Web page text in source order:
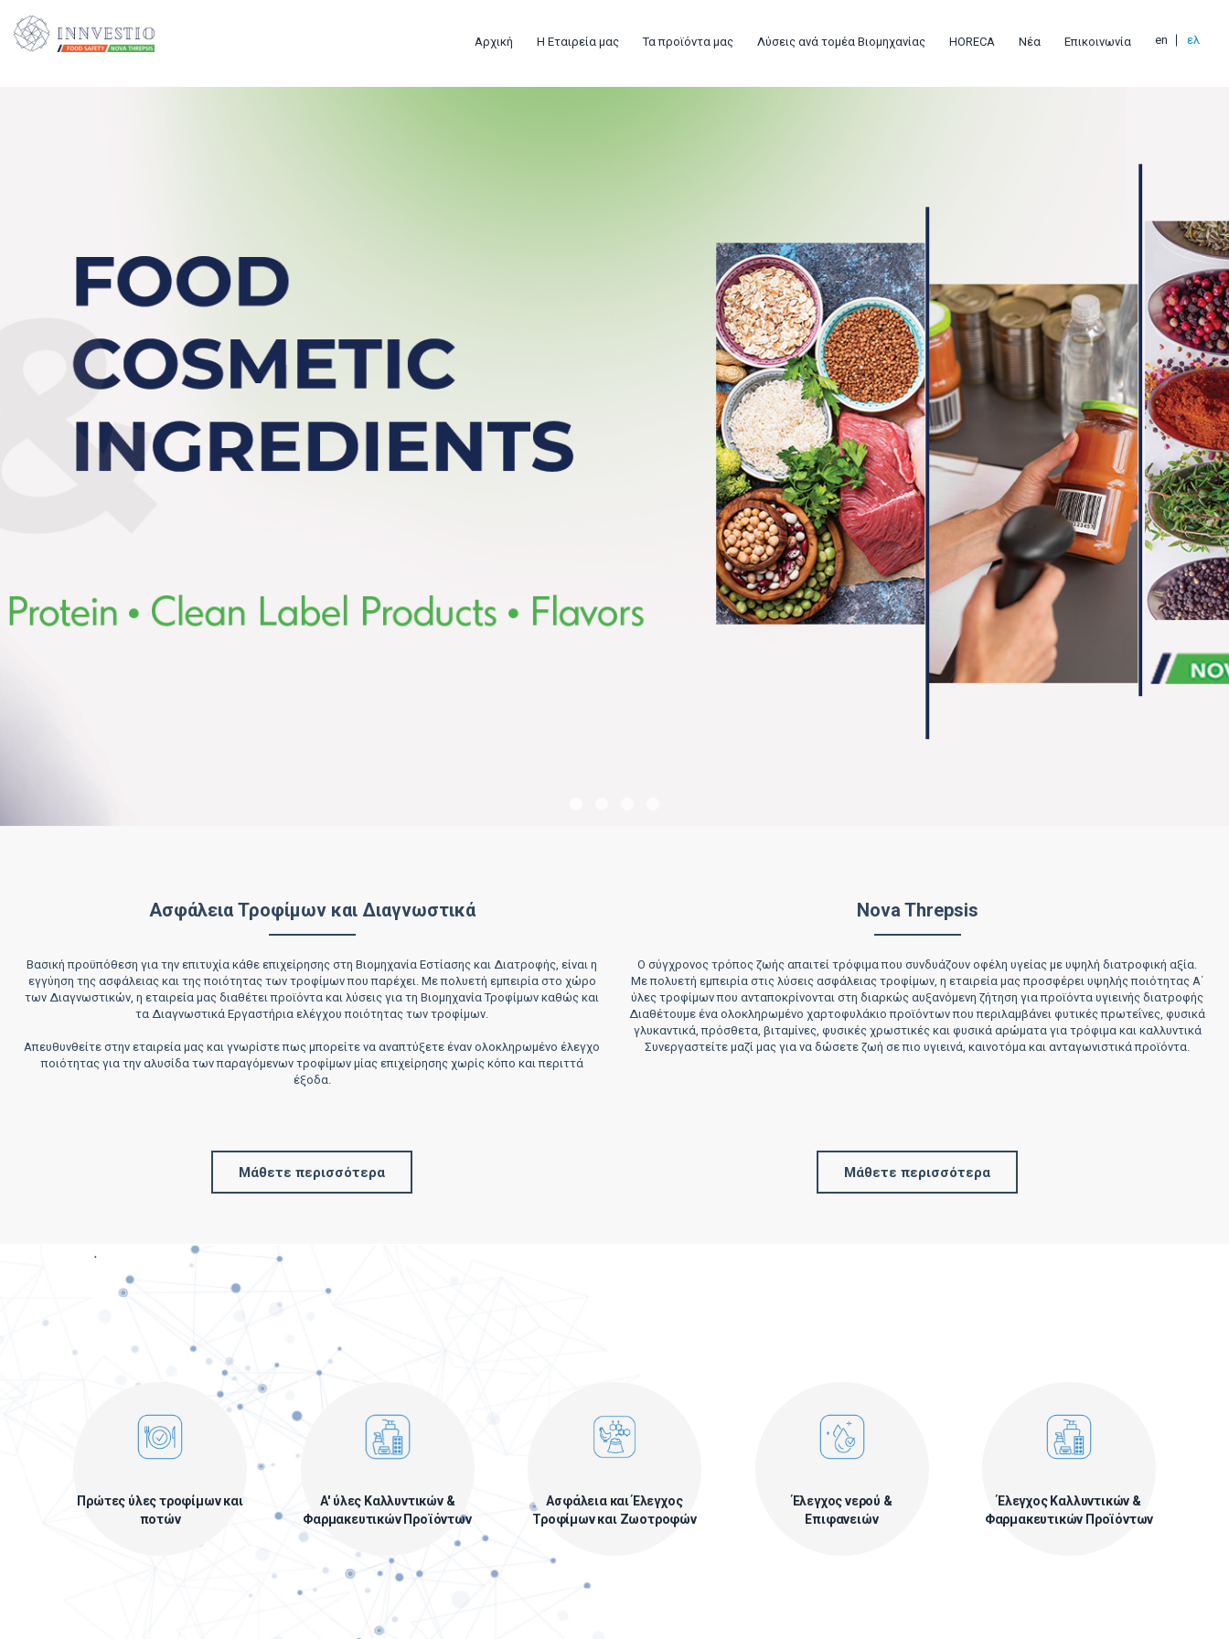
Αρχική Η Εταιρεία μας Τα προϊόντα μας Λύσεις ανά τομέα Βιομηχανίας HORECA Νέα Επικοινωνία en ελ
Ασφάλεια Τροφίμων και Διαγνωστικά
Βασική προϋπόθεση για την επιτυχία κάθε επιχείρησης στη Βιομηχανία Εστίασης και Διατροφής, είναι η
εγγύηση της ασφάλειας και της ποιότητας των τροφίμων που παρέχει. Με πολυετή εμπειρία στο χώρο
των Διαγνωστικών, η εταιρεία μας διαθέτει προϊόντα και λύσεις για τη Βιομηχανία Τροφίμων καθώς και
τα Διαγνωστικά Εργαστήρια ελέγχου ποιότητας των τροφίμων.
Απευθυνθείτε στην εταιρεία μας και γνωρίστε πως μπορείτε να αναπτύξετε έναν ολοκληρωμένο έλεγχο
ποιότητας για την αλυσίδα των παραγόμενων τροφίμων μίας επιχείρησης χωρίς κόπο και περιττά
έξοδα.
Μάθετε περισσότερα
Nova Threpsis
Ο σύγχρονος τρόπος ζωής απαιτεί τρόφιμα που συνδυάζουν οφέλη υγείας με υψηλή διατροφική αξία.
Με πολυετή εμπειρία στις λύσεις ασφάλειας τροφίμων, η εταιρεία μας προσφέρει υψηλής ποιότητας Α΄
ύλες τροφίμων που ανταποκρίνονται στη διαρκώς αυξανόμενη ζήτηση για προϊόντα υγιεινής διατροφής
Διαθέτουμε ένα ολοκληρωμένο χαρτοφυλάκιο προϊόντων που περιλαμβάνει φυτικές πρωτεΐνες, φυσικά
γλυκαντικά, πρόσθετα, βιταμίνες, φυσικές χρωστικές και φυσικά αρώματα για τρόφιμα και καλλυντικά
Συνεργαστείτε μαζί μας για να δώσετε ζωή σε πιο υγιεινά, καινοτόμα και ανταγωνιστικά προϊόντα.
Μάθετε περισσότερα
Πρώτες ύλες τροφίμων και
ποτών
Α' ύλες Καλλυντικών &
Φαρμακευτικών Προϊόντων
Ασφάλεια και Έλεγχος
Τροφίμων και Ζωοτροφών
Έλεγχος νερού &
Επιφανειών
Έλεγχος Καλλυντικών &
Φαρμακευτικών Προϊόντων